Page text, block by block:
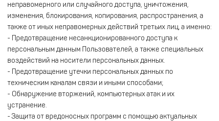
неправомерного или случайного доступа, уничтожения,
изменения, блокирования, копирования, распространения, а
также от иных неправомерных действий третьих лиц, а именно:
- Предотвращение несанкционированного доступа к
персональным данным Пользователей, а также специальных
воздействий на носители персональных данных.
- Предотвращение утечки персональных данных по
техническим каналам связи и иными способами;
- Обнаружение вторжений, компьютерных атак и их
устранение.
- Защита от вредоносных программ с помощью актуальных